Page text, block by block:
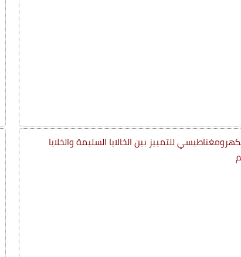
للتمييز بين الخالايا السليمة والخلايا